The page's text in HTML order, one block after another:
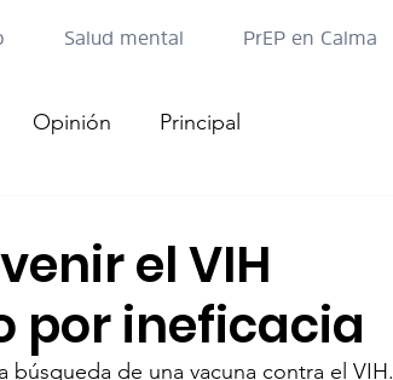
Salud mental PrEP en Calma
Opinión Principal
el VIH
por ineficacia
búsqueda de una vacuna contra el VIH.